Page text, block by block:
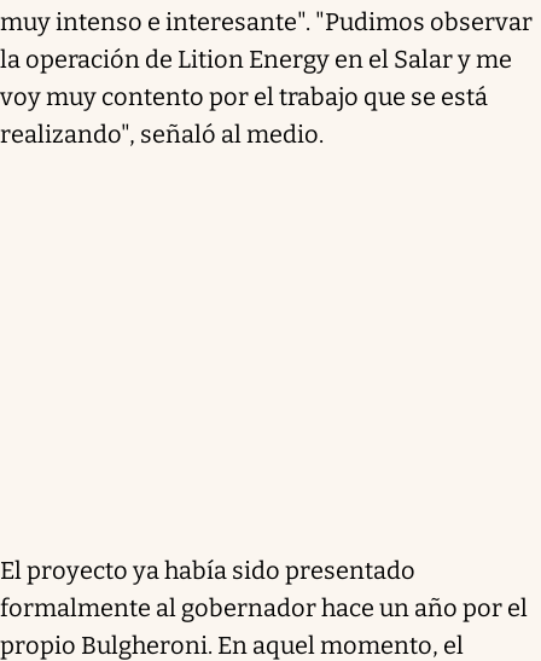
muy intenso e interesante". "Pudimos observar
la operación de Lition Energy en el Salar y me
voy muy contento por el trabajo que se está
realizando", señaló al medio.
El proyecto ya había sido presentado
formalmente al gobernador hace un año por el
propio Bulgheroni. En aquel momento, el